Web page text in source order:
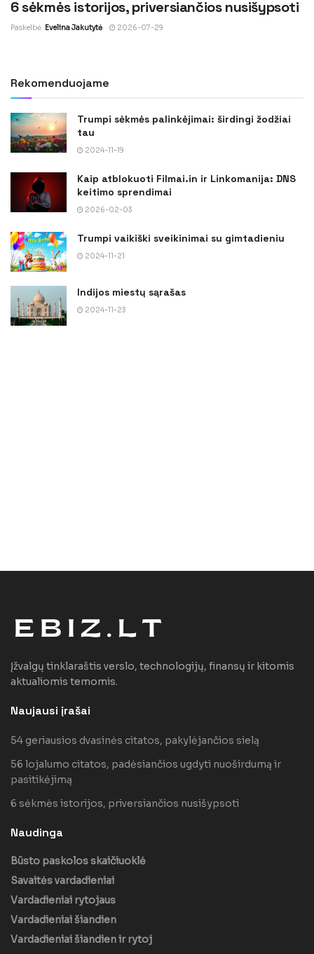
6 sėkmės istorijos, priversiančios nusišypsoti
Paskelbė Evelina Jakutytė 2026-07-29
Rekomenduojame
Trumpi sėkmės palinkėjimai: širdingi žodžiai
tau
2024-11-19
Kaip atblokuoti Filmai.in ir Linkomanija: DNS
keitimo sprendimai
2026-02-03
Trumpi vaikiški sveikinimai su gimtadieniu
2024-11-21
Indijos miestų sąrašas
2024-11-23
Įžvalgų tinklaraštis verslo, technologijų, finansų ir kitomis
aktualiomis temomis.
Naujausi įrašai
54 geriausios dvasinės citatos, pakylėjančios sielą
56 lojalumo citatos, padėsiančios ugdyti nuoširdumą ir
pasitikėjimą
6 sėkmės istorijos, priversiančios nusišypsoti
Naudinga
Būsto paskolos skaičiuoklė
Savaitės vardadieniai
Vardadieniai rytojaus
Vardadieniai šiandien
Vardadieniai šiandien ir rytoj